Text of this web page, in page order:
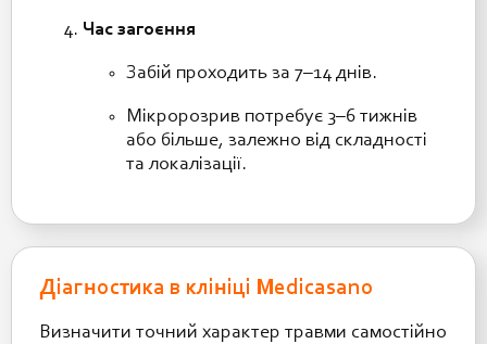
Час загоєння
Забій проходить за 7–14 днів.
Мікророзрив потребує 3–6 тижнів
або більше, залежно від складності
та локалізації.
Діагностика в клініці Medicasano
Визначити точний характер травми самостійно